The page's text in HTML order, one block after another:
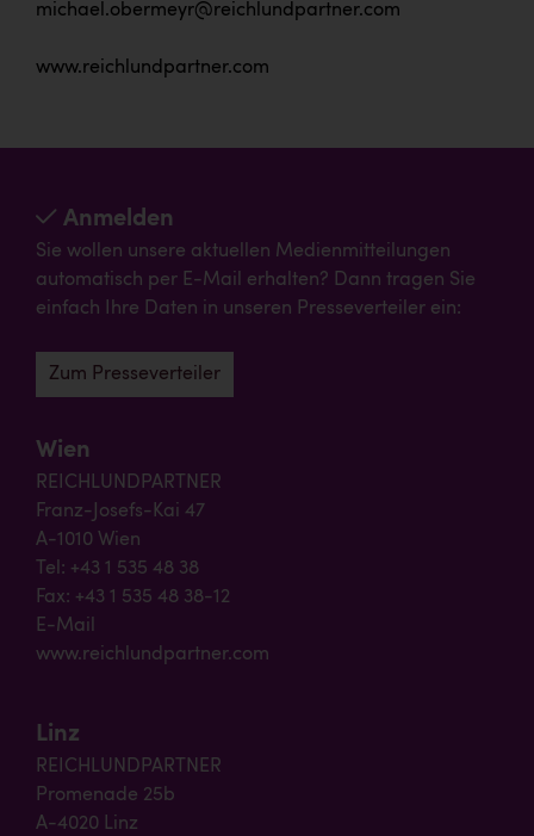
michael.obermeyr@reichlundpartner.com
www.reichlundpartner.com
Anmelden
Sie wollen unsere aktuellen Medienmitteilungen
automatisch per E-Mail erhalten? Dann tragen Sie
einfach Ihre Daten in unseren Presseverteiler ein:
Zum Presseverteiler
Wien
REICHLUNDPARTNER
Franz-Josefs-Kai 47
A-1010 Wien
Tel: +43 1 535 48 38
Fax: +43 1 535 48 38-12
E-Mail
www.reichlundpartner.com
Linz
REICHLUNDPARTNER
Promenade 25b
A-4020 Linz